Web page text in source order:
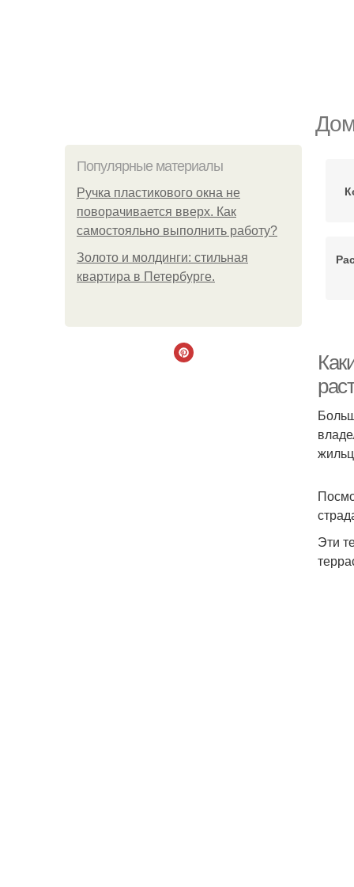
Популярные материалы
Ручка пластикового окна не
поворачивается вверх. Как
самостояльно выполнить работу?
Золото и молдинги: стильная
квартира в Петербурге.
Эти